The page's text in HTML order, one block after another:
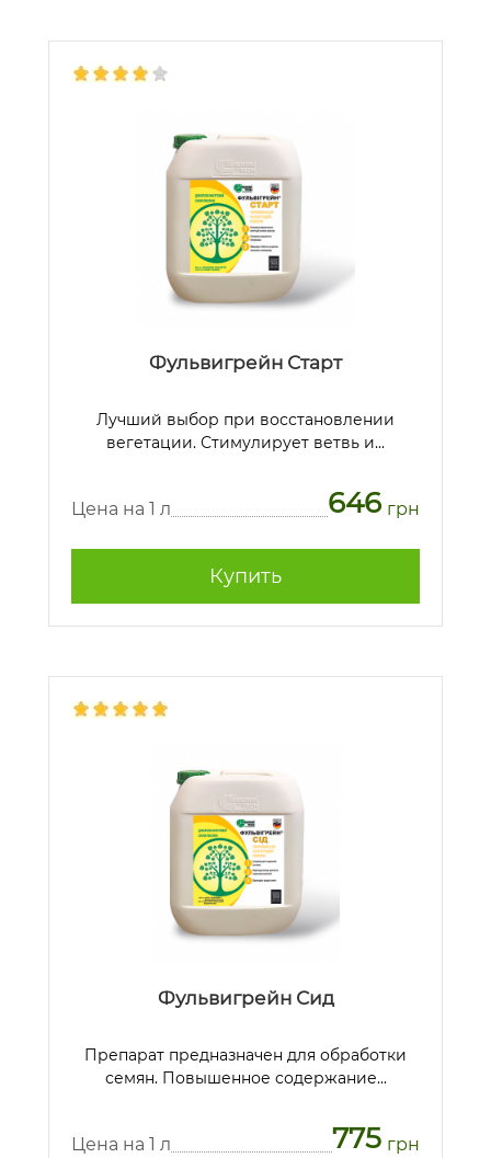
Фульвигрейн Старт
Лучший выбор при восстановлении
вегетации. Стимулирует ветвь и...
Цена на 1 л 646 грн
Купить
Фульвигрейн Сид
Препарат предназначен для обработки
семян. Повышенное содержание...
Цена на 1 л 775 грн